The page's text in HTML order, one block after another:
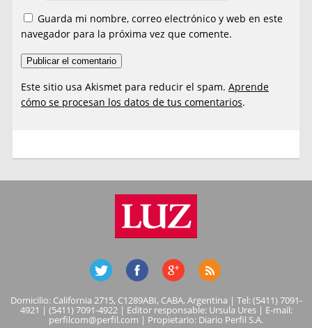
Guarda mi nombre, correo electrónico y web en este
navegador para la próxima vez que comente.
Este sitio usa Akismet para reducir el spam.Aprende
cómo se procesan los datos de tus comentarios.
Domicilio: California 2715, C1289ABI, CABA, Argentina | Tel: (5411) 7091-
4921 | (5411) 7091-4922 | Editor responsable: Ursula Ures | E-mail:
perfilcom@perfil.com | Propietario: Diario Perfil S.A.